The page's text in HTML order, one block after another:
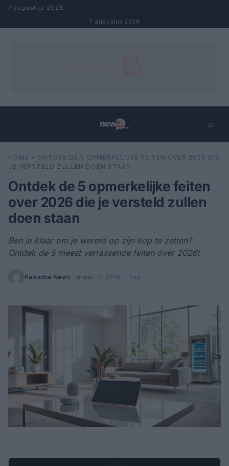
Naar inhoud
7 augustus 2026
7 augustus 2026
⌕
Zoeken ⌕ ×
HOME » ONTDEK DE 5 OPMERKELIJKE FEITEN OVER 2026 DIE
JE VERSTELD ZULLEN DOEN STAAN
Ontdek de 5 opmerkelijke feiten
over 2026 die je versteld zullen
doen staan
Ben je klaar om je wereld op zijn kop te zetten?
Ontdek de 5 meest verrassende feiten over 2026!
Redactie Newz · januari 12, 2026 · 1 min